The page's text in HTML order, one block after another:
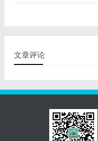
效果。武器装备分析：輸出
工作能力上并沒有转变，仅
文章评论